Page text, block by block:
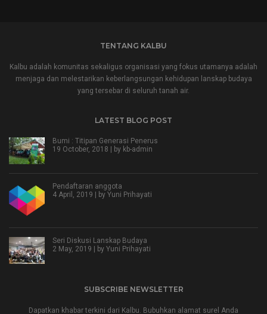
TENTANG KALBU
Kalbu adalah komunitas sekaligus organisasi yang fokus utamanya adalah
menjaga dan melestarikan keberlangsungan kehidupan lanskap budaya
yang tersebar di seluruh tanah air.
LATEST BLOG POST
Bumi : Titipan Generasi Penerus
19 October, 2018 | by kb-admin
Pendaftaran anggota
4 April, 2019 | by Yuni Prihayati
Seri Diskusi Lanskap Budaya
2 May, 2019 | by Yuni Prihayati
SUBSCRIBE NEWSLETTER
Dapatkan khabar terkini dari Kalbu. Bubuhkan alamat surel Anda